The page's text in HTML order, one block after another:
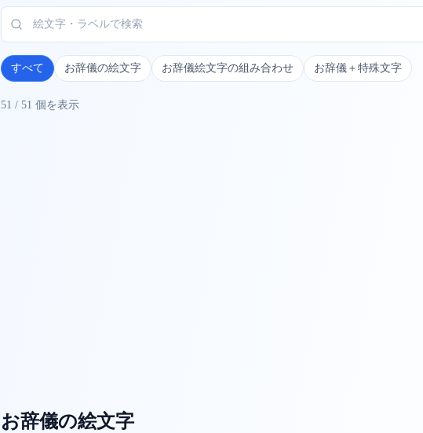
すべて お辞儀の絵文字 お辞儀絵文字の組み合わせ お辞儀＋特殊文字
51 / 51 個を表示
お辞儀の絵文字